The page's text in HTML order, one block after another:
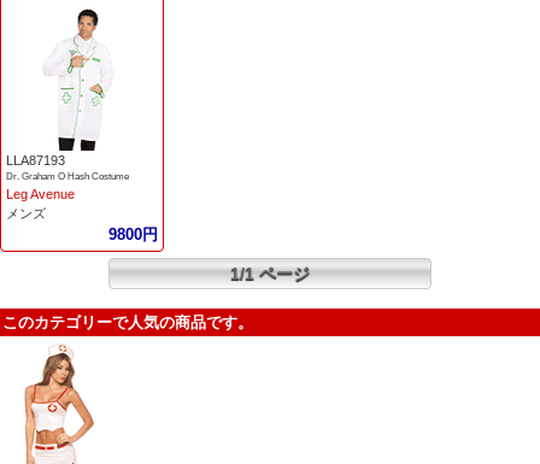
LLA87193
Dr. Graham O Hash Costume
Leg Avenue
メンズ
9800円
1/1 ページ
このカテゴリーで人気の商品です。